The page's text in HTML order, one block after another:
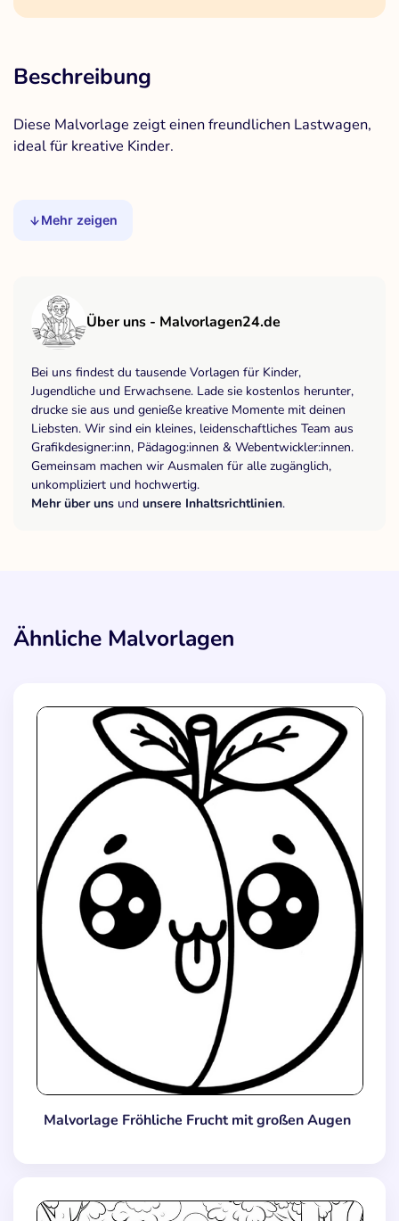
Beschreibung
Diese Malvorlage zeigt einen freundlichen Lastwagen,
ideal für kreative Kinder.
Mehr zeigen
Über uns - Malvorlagen24.de
Bei uns findest du tausende Vorlagen für Kinder,
Jugendliche und Erwachsene. Lade sie kostenlos herunter,
drucke sie aus und genieße kreative Momente mit deinen
Liebsten. Wir sind ein kleines, leidenschaftliches Team aus
Grafikdesigner:inn, Pädagog:innen & Webentwickler:innen.
Gemeinsam machen wir Ausmalen für alle zugänglich,
unkompliziert und hochwertig.
Mehr über uns und unsere Inhaltsrichtlinien.
Ähnliche Malvorlagen
Malvorlage Fröhliche Frucht mit großen Augen